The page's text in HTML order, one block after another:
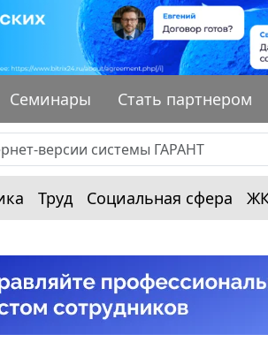
Семинары Стать партнером
Труд Социальная сфера